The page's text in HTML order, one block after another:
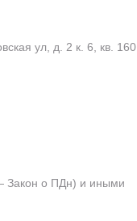
ул, д. 2 к. 6, кв. 160
Закон о ПДн) и иными